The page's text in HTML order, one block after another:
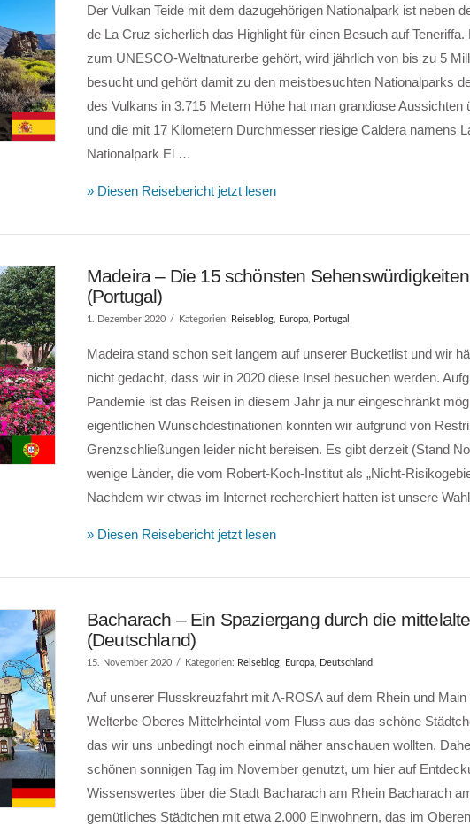
Der Vulkan Teide mit dem dazugehörigen Nationalpark ist neben
de La Cruz sicherlich das Highlight für einen Besuch auf
zum UNESCO-Weltnaturerbe gehört, wird jährlich von bis zu 5
besucht und gehört damit zu den meistbesuchten Nationalparks
des Vulkans in 3.715 Metern Höhe hat man grandiose Aussichten
und die mit 17 Kilometern Durchmesser riesige Caldera namens
Nationalpark El …
» Diesen Reisebericht jetzt lesen
Madeira – Die 15 schönsten
(Portugal)
1. Dezember 2020 Kategorien: Reiseblog, Europa, Portugal
Madeira stand schon seit langem auf unserer Bucketlist und wir
nicht gedacht, dass wir in 2020 diese Insel besuchen werden.
Pandemie ist das Reisen in diesem Jahr ja nur eingeschränkt
eigentlichen Wunschdestinationen konnten wir aufgrund von
Grenzschließungen leider nicht bereisen. Es gibt derzeit (Stand
wenige Länder, die vom Robert-Koch-Institut als „Nicht-
Nachdem wir etwas im Internet recherchiert hatten ist unsere
» Diesen Reisebericht jetzt lesen
Bacharach – Ein Spaziergang durch die
(Deutschland)
15. November 2020 Kategorien: Reiseblog, Europa, Deutschland
Auf unserer Flusskreuzfahrt mit A-ROSA auf dem Rhein und
Welterbe Oberes Mittelrheintal vom Fluss aus das schöne
das wir uns unbedingt noch einmal näher anschauen wollten.
schönen sonnigen Tag im November genutzt, um hier auf
Wissenswertes über die Stadt Bacharach am Rhein Bacharach
gemütliches Städtchen mit etwa 2.000 Einwohnern, das im